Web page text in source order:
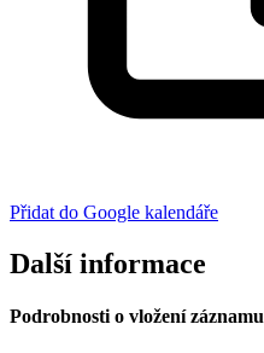
Přidat do Google kalendáře
Další informace
Podrobnosti o vložení záznamu